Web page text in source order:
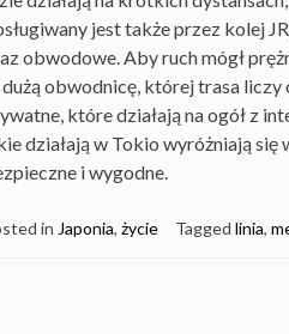
jest także przez kolej
obwodowe. Aby ruch mógł
obwodnicę, której trasa
które działają na ogół z
działają w Tokio wyróżniają
i wygodne.
in Japonia, życie Tagged linia,